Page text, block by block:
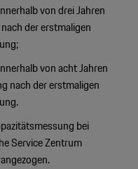
von drei Jahren
der erstmaligen
von acht Jahren
nach der erstmaligen
bei
Service Zentrum